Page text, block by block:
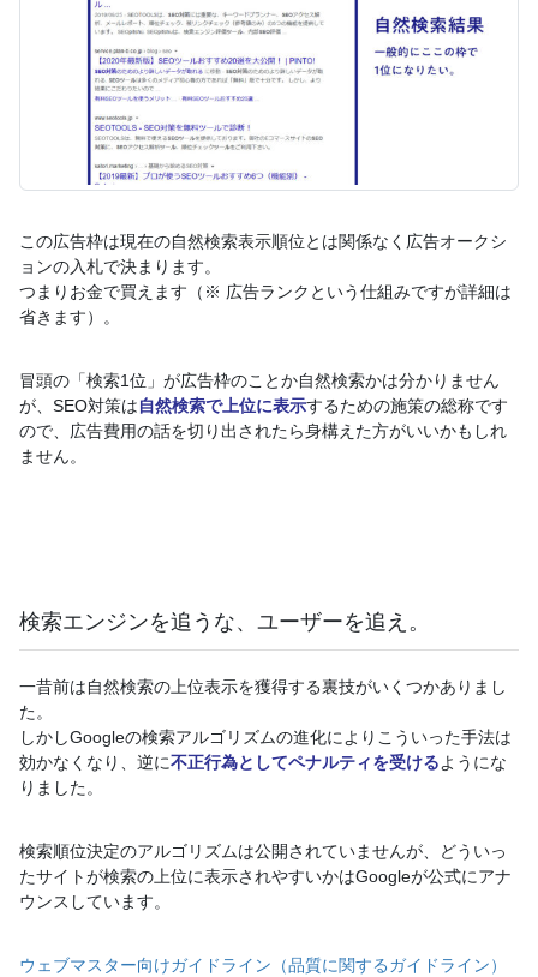
この広告枠は現在の自然検索表示順位とは関係なく広告オークシ
ョンの入札で決まります。
つまりお金で買えます（※ 広告ランクという仕組みですが詳細は
省きます）。
冒頭の「検索1位」が広告枠のことか自然検索かは分かりません
が、SEO対策は自然検索で上位に表示するための施策の総称です
ので、広告費用の話を切り出されたら身構えた方がいいかもしれ
ません。
検索エンジンを追うな、ユーザーを追え。
一昔前は自然検索の上位表示を獲得する裏技がいくつかありまし
た。
しかしGoogleの検索アルゴリズムの進化によりこういった手法は
効かなくなり、逆に不正行為としてペナルティを受けるようにな
りました。
検索順位決定のアルゴリズムは公開されていませんが、どういっ
たサイトが検索の上位に表示されやすいかはGoogleが公式にアナ
ウンスしています。
ウェブマスター向けガイドライン（品質に関するガイドライン）